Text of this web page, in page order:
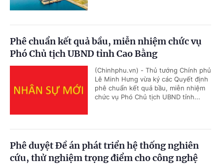
Phê chuẩn kết quả bầu, miễn nhiệm chức vụ
Phó Chủ tịch UBND tỉnh Cao Bằng
(Chinhphu.vn) - Thủ tướng Chính phủ
Lê Minh Hưng vừa ký các Quyết định
phê chuẩn kết quả bầu, miễn nhiệm
chức vụ Phó Chủ tịch UBND tỉnh...
Phê duyệt Đề án phát triển hệ thống nghiên
cứu, thử nghiệm trọng điểm cho công nghệ